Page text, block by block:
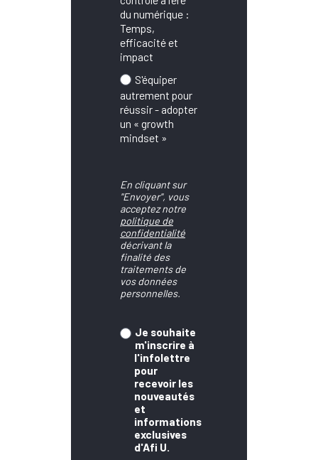
du numérique :
Temps,
efficacité et
impact
S'équiper
autrement pour
réussir - adopter
un « growth
mindset »
En cliquant sur
"Envoyer", vous
acceptez notre
politique de
confidentialité
décrivant la
finalité des
traitements de
vos données
personnelles.
Je souhaite
m'inscrire à
l'infolettre
pour
recevoir les
nouveautés
et
informations
exclusives
d'Afi U.